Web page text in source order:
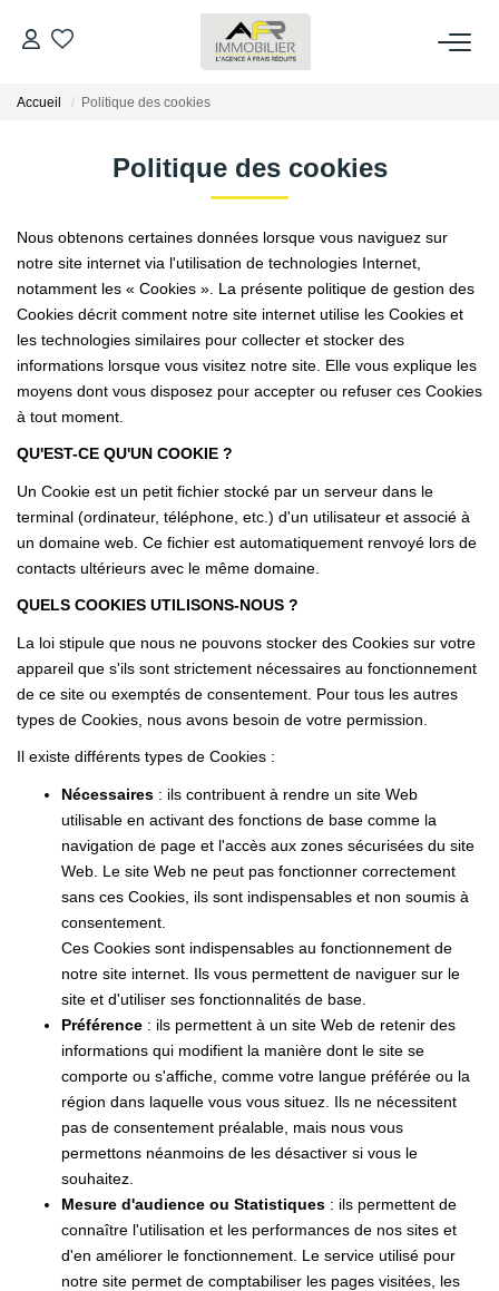
ACHETER
LOUER
ESTIMER
FAIRE GÉRER
AFR IMMOBILIER Carrières-Sur-Seine
AFR IMMOBILIER Chatou - Location | Gestion | Syndic
AFR IMMOBILIER Chatou - Transaction
AFR IMMOBILIER Houilles
AFR IMMOBILIER Sartrouville
Accueil Politique des cookies
Politique des cookies
Nous obtenons certaines données lorsque vous naviguez sur
notre site internet via l'utilisation de technologies Internet,
notamment les « Cookies ». La présente politique de gestion des
Cookies décrit comment notre site internet utilise les Cookies et
les technologies similaires pour collecter et stocker des
informations lorsque vous visitez notre site. Elle vous explique les
moyens dont vous disposez pour accepter ou refuser ces Cookies
à tout moment.
QU'EST-CE QU'UN COOKIE ?
Un Cookie est un petit fichier stocké par un serveur dans le
terminal (ordinateur, téléphone, etc.) d'un utilisateur et associé à
un domaine web. Ce fichier est automatiquement renvoyé lors de
contacts ultérieurs avec le même domaine.
QUELS COOKIES UTILISONS-NOUS ?
La loi stipule que nous ne pouvons stocker des Cookies sur votre
appareil que s'ils sont strictement nécessaires au fonctionnement
de ce site ou exemptés de consentement. Pour tous les autres
types de Cookies, nous avons besoin de votre permission.
Il existe différents types de Cookies :
Nécessaires : ils contribuent à rendre un site Web
utilisable en activant des fonctions de base comme la
navigation de page et l'accès aux zones sécurisées du site
Web. Le site Web ne peut pas fonctionner correctement
sans ces Cookies, ils sont indispensables et non soumis à
consentement.
Ces Cookies sont indispensables au fonctionnement de
notre site internet. Ils vous permettent de naviguer sur le
site et d'utiliser ses fonctionnalités de base.
Préférence : ils permettent à un site Web de retenir des
informations qui modifient la manière dont le site se
comporte ou s'affiche, comme votre langue préférée ou la
région dans laquelle vous vous situez. Ils ne nécessitent
pas de consentement préalable, mais nous vous
permettons néanmoins de les désactiver si vous le
souhaitez.
Mesure d'audience ou Statistiques : ils permettent de
connaître l'utilisation et les performances de nos sites et
d'en améliorer le fonctionnement. Le service utilisé pour
notre site permet de comptabiliser les pages visitées, les